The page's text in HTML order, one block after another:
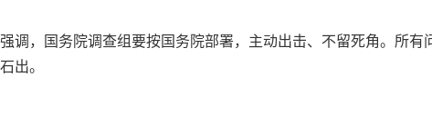
调，国务院调查组要按国务院部署，主动出击、不留死角。所有
出。